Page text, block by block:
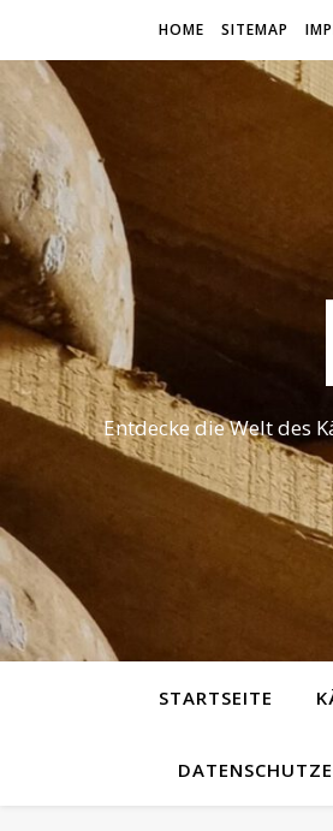
HOME SITEMAP
Entdecke die Welt des
STARTSEITE